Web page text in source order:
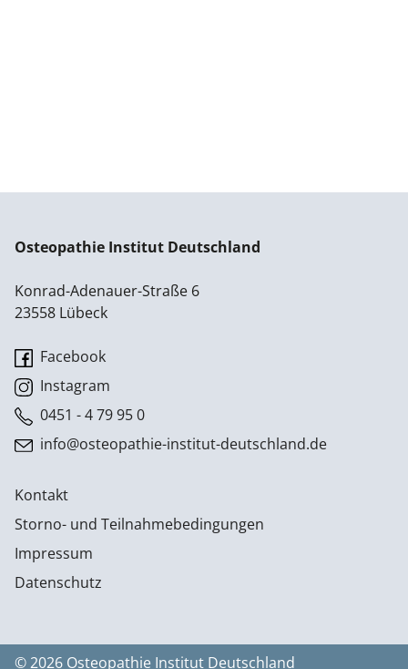
Osteopathie Institut Deutschland
Konrad-Adenauer-Straße 6
23558 Lübeck
Facebook
Instagram
0451 - 4 79 95 0
info@osteopathie-institut-deutschland.de
Kontakt
Storno- und Teilnahmebedingungen
Impressum
Datenschutz
© 2026 Osteopathie Institut Deutschland